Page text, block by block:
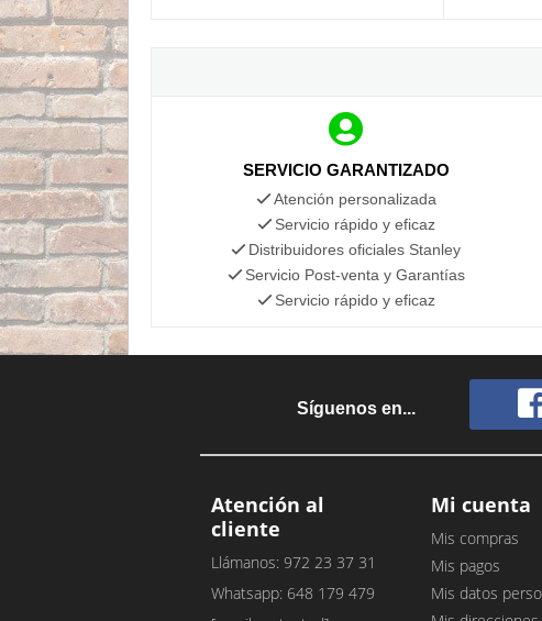
SERVICIO GARANTIZADO
Atención personalizada
Servicio rápido y eficaz
Distribuidores oficiales Stanley
Servicio Post-venta y Garantías
Servicio rápido y eficaz
Síguenos en...
Atención al
cliente
Llámanos: 972 23 37 31
Whatsapp: 648 179 479
Mi cuenta
Mis compras
Mis pagos
Mis datos